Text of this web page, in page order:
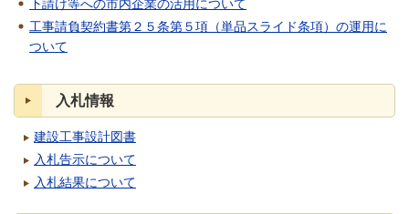
下請け等への市内企業の活用について
工事請負契約書第２５条第５項（単品スライド条項）の運用に
ついて
入札情報
建設工事設計図書
入札告示について
入札結果について